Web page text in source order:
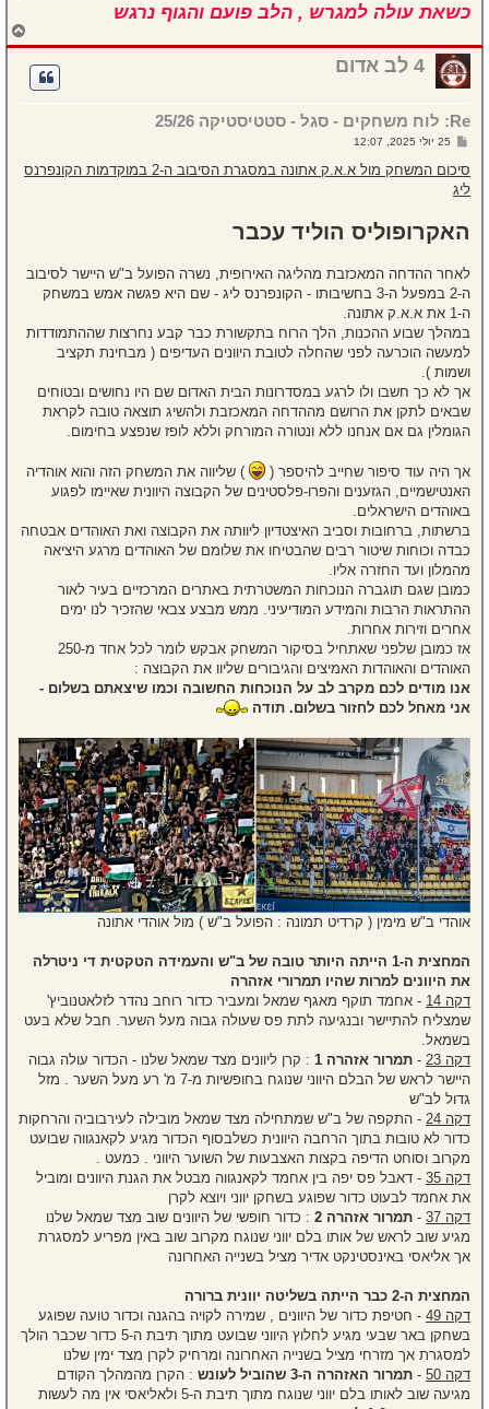
כשאת עולה למגרש , הלב פועם והגוף נרגש
ח
ז
4 לב אדום
Re: לוח משחקים - סגל - סטטיסטיקה 25/26
י
ח
ה
25 יולי 2025, 12:07
סיכום המשחק מול א.א.ק אתונה במסגרת הסיבוב ה-2 במוקדמות הקונפרנס
ליג
האקרופוליס הוליד עכבר
לאחר ההדחה המאכזבת מהליגה האירופית, נשרה הפועל ב"ש היישר לסיבוב
ה-2 במפעל ה-3 בחשיבותו - הקונפרנס ליג - שם היא פגשה אמש במשחק
ה-1 את א.א.ק אתונה.
במהלך שבוע ההכנות, הלך הרוח בתקשורת כבר קבע נחרצות שההתמודדות
למעשה הוכרעה לפני שהחלה לטובת היוונים העדיפים ( מבחינת תקציב
ושמות ).
אך לא כך חשבו ולו לרגע במסדרונות הבית האדום שם היו נחושים ובטוחים
שבאים לתקן את הרושם מההדחה המאכזבת ולהשיג תוצאה טובה לקראת
הגומלין גם אם אנחנו ללא ונטורה המורחק וללא לופז שנפצע בחימום.
אך היה עוד סיפור שחייב להיספר (
) שליווה את המשחק הזה והוא אוהדיה
האנטישמיים, הגזענים והפרו-פלסטינים של הקבוצה היוונית שאיימו לפגוע
באוהדים הישראלים.
ברשתות, ברחובות וסביב האיצטדיון ליוותה את הקבוצה ואת האוהדים אבטחה
כבדה וכוחות שיטור רבים שהבטיחו את שלומם של האוהדים מרגע היציאה
מהמלון ועד החזרה אליו.
כמובן שגם תוגברה הנוכחות המשטרתית באתרים המרכזיים בעיר לאור
ההתראות הרבות והמידע המודיעיני. ממש מבצע צבאי שהזכיר לנו ימים
אחרים וזירות אחרות.
אז כמובן שלפני שאתחיל בסיקור המשחק אבקש לומר לכל אחד מ-250
האוהדים והאוהדות האמיצים והגיבורים שליוו את הקבוצה :
אנו מודים לכם מקרב לב על הנוכחות החשובה וכמו שיצאתם בשלום -
אני מאחל לכם לחזור בשלום. תודה
אוהדי ב"ש מימין ( קרדיט תמונה : הפועל ב"ש ) מול אוהדי אתונה
המחצית ה-1 הייתה היותר טובה של ב"ש והעמידה הטקטית די ניטרלה
את היוונים למרות שהיו תמרורי אזהרה
דקה 14
- אחמד תוקף מאגף שמאל ומעביר כדור רוחב נהדר לזלאטנוביץ'
שמצליח להתיישר ובנגיעה לתת פס שעולה גבוה מעל השער. חבל שלא בעט
בשמאל.
דקה 23
- תמרור אזהרה 1 : קרן ליוונים מצד שמאל שלנו - הכדור עולה גבוה
היישר לראש של הבלם היווני שנוגח בחופשיות מ-7 מ' רע מעל השער . מזל
גדול לב"ש
דקה 24
- התקפה של ב"ש שמתחילה מצד שמאל מובילה לעירבוביה והרחקות
כדור לא טובות בתוך הרחבה היוונית כשלבסוף הכדור מגיע לקאנגווה שבועט
מקרוב וסוחט הדיפה בקצות האצבעות של השוער היווני . כמעט .
דקה 35
- דאבל פס יפה בין אחמד לקאנגווה מבטל את הגנת היוונים ומוביל
את אחמד לבעוט כדור שפוגע בשחקן יווני ויוצא לקרן
דקה 37
- תמרור אזהרה 2 : כדור חופשי של היוונים שוב מצד שמאל שלנו
מגיע שוב לראש של אותו בלם יווני שנוגח מקרוב שוב באין מפריע למסגרת
אך אליאסי באינסטינקט אדיר מציל בשנייה האחרונה
המחצית ה-2 כבר הייתה בשליטה יוונית ברורה
דקה 49
- חטיפת כדור של היוונים , שמירה לקויה בהגנה וכדור טועה שפוגע
בשחקן באר שבעי מגיע לחלוץ היווני שבועט מתוך תיבת ה-5 כדור שכבר הולך
למסגרת אך מזרחי מציל בשנייה האחרונה ומרחיק לקרן מצד ימין שלנו
דקה 50
- תמרור האזהרה ה-3 שהוביל לעונש
: הקרן מהמהלך הקודם
מגיעה שוב לאותו בלם יווני שנוגח מתוך תיבת ה-5 ולאליאסי אין מה לעשות